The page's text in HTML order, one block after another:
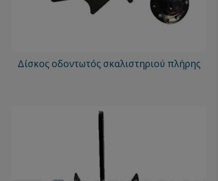
Δίσκος οδοντωτός σκαλιστηριού πλήρης